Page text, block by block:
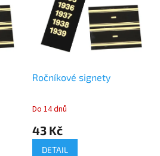
Ročníkové signety
Průměrné
produktu
Do 14 dnů
43 Kč
DETAIL